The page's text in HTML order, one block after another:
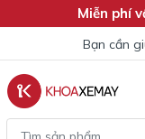
Miễn phí
Bạn cần